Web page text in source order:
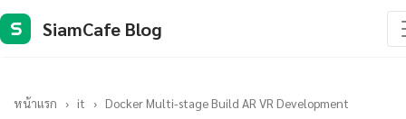
S SiamCafe Blog
หน้าแรก › it › Docker Multi-stage Build AR VR Development